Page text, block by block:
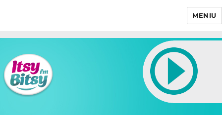
MENIU